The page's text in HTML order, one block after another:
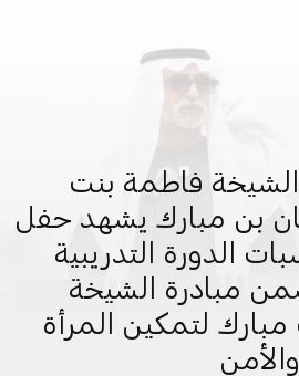
فاطمة بنت
بن مبارك يشهد حفل
الدورة التدريبية
مبادرة الشيخة
لتمكين المرأة